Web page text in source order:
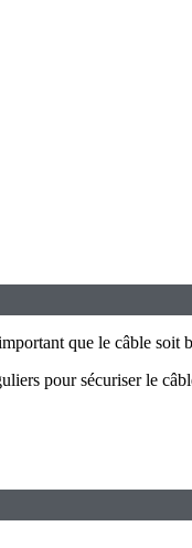
que le câble soit
pour sécuriser le